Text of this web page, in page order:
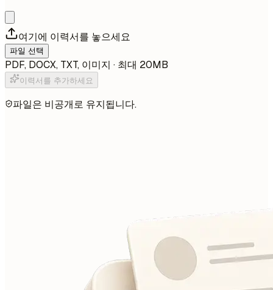
여기에 이력서를 놓으세요
파일 선택
PDF, DOCX, TXT, 이미지 · 최대 20MB
이력서를 추가하세요
파일은 비공개로 유지됩니다.